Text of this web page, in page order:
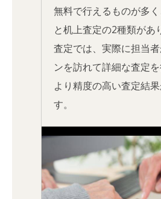
無料で行えるものが多
と机上査定の2種類があ
査定では、実際に担当
ンを訪れて詳細な査定を
より精度の高い査定結
す。